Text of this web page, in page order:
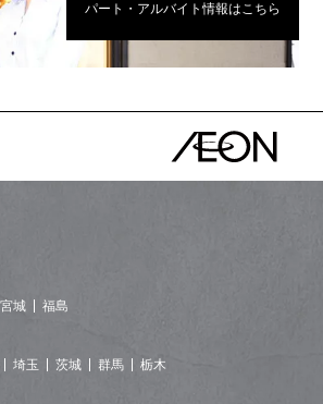
パート・アルバイト情報はこちら
宮城 福島
埼玉 茨城 群馬 栃木